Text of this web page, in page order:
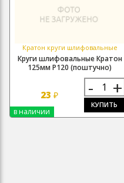
Кратон круги шлифовальные
Круги шлифовальные Кратон
125мм Р120 (поштучно)
23 ₽ - +
КУПИТЬ
в наличии